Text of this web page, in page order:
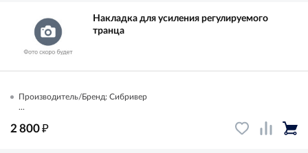
Накладка для усиления регулируемого
транца
Производитель/Бренд: Сибривер
...
2 800₽